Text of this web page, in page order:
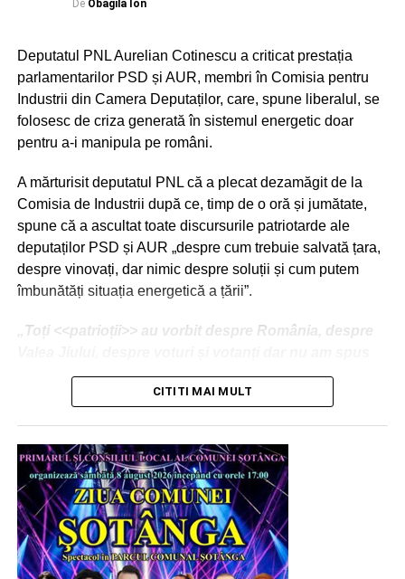
Mare.
Urmărește Incomod Media și pe Google News
De Obagila Ion
Deputatul PNL Aurelian Cotinescu a criticat prestația
parlamentarilor PSD și AUR, membri în Comisia pentru
Industrii din Camera Deputaților, care, spune liberalul, se
folosesc de criza generată în sistemul energetic doar
pentru a-i manipula pe români.
A mărturisit deputatul PNL că a plecat dezamăgit de la
Comisia de Industrii după ce, timp de o oră și jumătate,
spune că a ascultat toate discursurile patriotarde ale
deputaților PSD și AUR „despre cum trebuie salvată țara,
despre vinovați, dar nimic despre soluții și cum putem
îmbunătăți situația energetică a țării”.
„Toți <<patrioții>> au vorbit despre România, despre
nimic despre faptul că energia produsă din cărbune
este ceea mai poluantă sau despre faptul că Polonia
românesc și de aici rentabilitatea centralelor
poloneze”.
Mai spune Aurelian Cotinescu că, în momentul în care
reprezentanții Ministerului Energiei au vorbit în cadrul
Comisiei și au încercat să explice cum stau lucrurile, nu i-
CITITI MAI MULT